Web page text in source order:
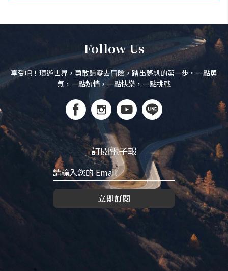
Follow Us
享受吧！環遊世界，勇敢歸零去冒險，踏出夢想的第一步。一點勇
氣，一點熱情，一點快樂，一點挑戰
訂閱電子報
立即訂閱